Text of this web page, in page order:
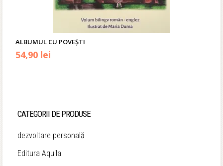
ALBUMUL CU POVEȘTI
Prețul
fost:
54,90 lei
54,90 lei.
CATEGORII DE PRODUSE
dezvoltare personală
Editura Aquila